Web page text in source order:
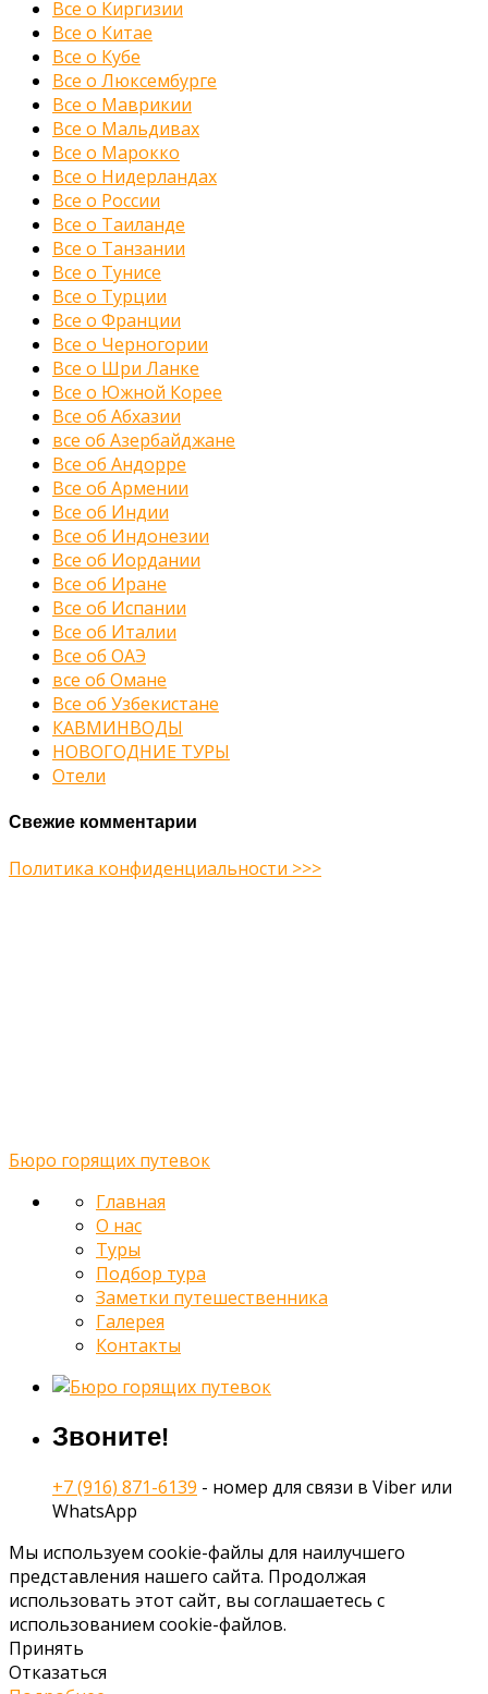
Все о Киргизии
Все о Китае
Все о Кубе
Все о Люксембурге
Все о Маврикии
Все о Мальдивах
Все о Марокко
Все о Нидерландах
Все о России
Все о Таиланде
Все о Танзании
Все о Тунисе
Все о Турции
Все о Франции
Все о Черногории
Все о Шри Ланке
Все о Южной Корее
Все об Абхазии
все об Азербайджане
Все об Андорре
Все об Армении
Все об Индии
Все об Индонезии
Все об Иордании
Все об Иране
Все об Испании
Все об Италии
Все об ОАЭ
все об Омане
Все об Узбекистане
КАВМИНВОДЫ
НОВОГОДНИЕ ТУРЫ
Отели
Свежие комментарии
Политика конфиденциальности >>>
Бюро горящих путевок
Главная
О нас
Туры
Подбор тура
Заметки путешественника
Галерея
Контакты
Звоните!
+7 (916) 871-6139 - номер для связи в Viber или
WhatsApp
Мы используем cookie-файлы для наилучшего
представления нашего сайта. Продолжая
использовать этот сайт, вы соглашаетесь с
использованием cookie-файлов.
Принять
Отказаться